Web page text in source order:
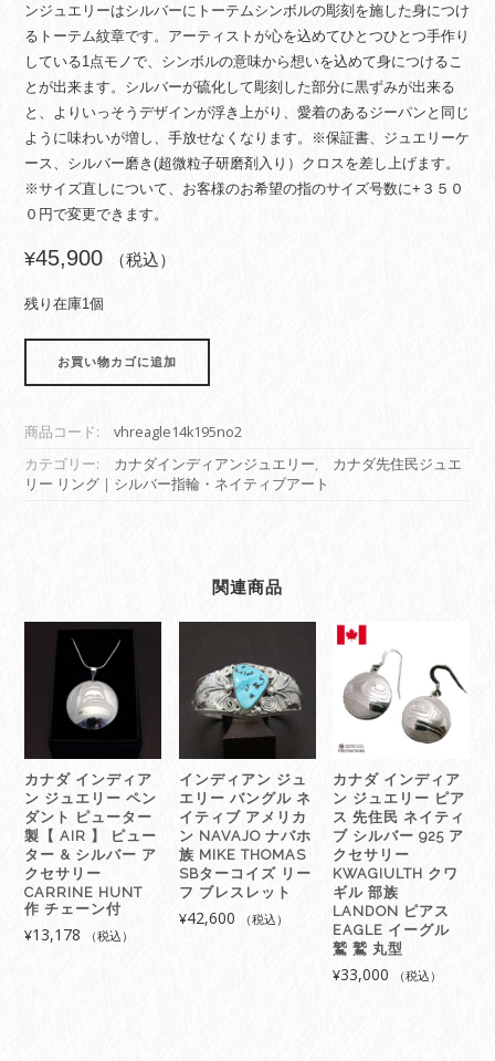
ンジュエリーはシルバーにトーテムシンボルの彫刻を施した身につけ
るトーテム紋章です。アーティストが心を込めてひとつひとつ手作り
している1点モノで、シンボルの意味から想いを込めて身につけるこ
とが出来ます。シルバーが硫化して彫刻した部分に黒ずみが出来る
と、よりいっそうデザインが浮き上がり、愛着のあるジーパンと同じ
ように味わいが増し、手放せなくなります。※保証書、ジュエリーケ
ース、シルバー磨き(超微粒子研磨剤入り）クロスを差し上げます。
※サイズ直しについて、お客様のお希望の指のサイズ号数に+３５０
０円で変更できます。
¥45,900 （税込）
残り在庫1個
ン
デ
ィ
リ
先
住
民
ネ
イ
テ
ィ
お買い物カゴに追加
商品コード:
vhreagle14k195no2
カテゴリー:
カナダインディアンジュエリー,
カナダ先住民ジュエ
リー リング｜シルバー指輪・ネイティブアート
関連商品
カナダ インディア
ン ジュエリー ペン
ダント ピューター
製【 AIR 】 ピュー
ター & シルバー ア
クセサリー
CARRINE HUNT
作 チェーン付
¥13,178 （税込）
インディアン ジュ
エリー バングル ネ
イティブ アメリカ
ン NAVAJO ナバホ
族 MIKE THOMAS
SBターコイズ リー
フ ブレスレット
¥42,600 （税込）
カナダ インディア
ン ジュエリー ピア
ス 先住民 ネイティ
ブ シルバー 925 ア
クセサリー
KWAGIULTH クワ
ギル 部族
LANDON ピアス
EAGLE イーグル
鷲 鷲 丸型
¥33,000 （税込）